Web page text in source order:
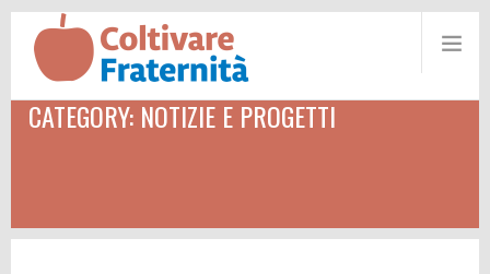
CATEGORY: NOTIZIE E PROGETTI